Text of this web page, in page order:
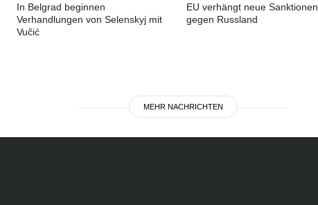
In Belgrad beginnen
Verhandlungen von Selenskyj mit
Vučić
EU verhängt neue Sanktionen
gegen Russland
MEHR NACHRICHTEN